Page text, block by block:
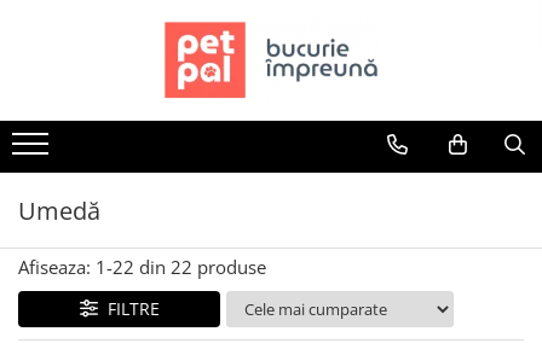
Câini
Hrană Uscată Câini
Câine Junior
Câine Senior
Hrană Umedă Câini
Câine Junior
Umedă
Afiseaza: 1-22 din 22 produse
FILTRE